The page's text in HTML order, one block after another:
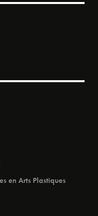
en Arts Plastiques